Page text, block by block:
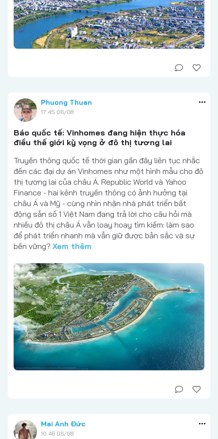
Phuong Thuan
17:45 06/08
Báo quốc tế: Vinhomes đang hiện thực hóa
điều thế giới kỳ vọng ở đô thị tương lai
Truyền thông quốc tế thời gian gần đây liên tục nhắc
đến các đại dự án Vinhomes như một hình mẫu cho đô
thị tương lai của châu Á. Republic World và Yahoo
Finance - hai kênh truyền thông có ảnh hưởng tại
châu Á và Mỹ - cùng nhìn nhận nhà phát triển bất
động sản số 1 Việt Nam đang trả lời cho câu hỏi mà
nhiều đô thị châu Á vẫn loay hoay tìm kiếm: làm sao
để phát triển nhanh mà vẫn giữ được bản sắc và sự
bền vững? Xem thêm
Mai Anh Đức
10:46 06/08